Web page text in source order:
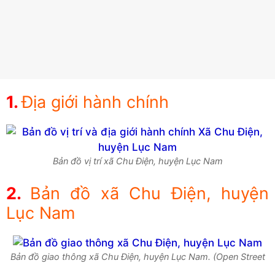
Địa giới hành chính
Bản đồ vị trí xã Chu Điện, huyện Lục Nam
Bản đồ xã Chu Điện, huyện
Lục Nam
Bản đồ giao thông xã Chu Điện, huyện Lục Nam. (Open Street